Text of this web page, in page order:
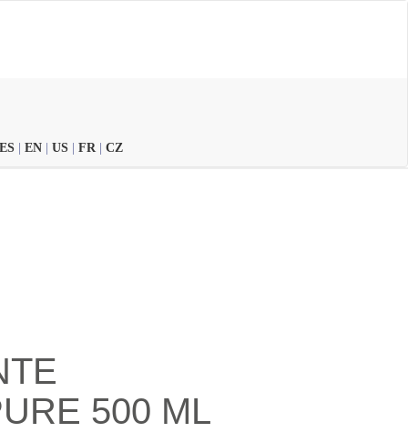
ES EN US FR CZ
500 ML